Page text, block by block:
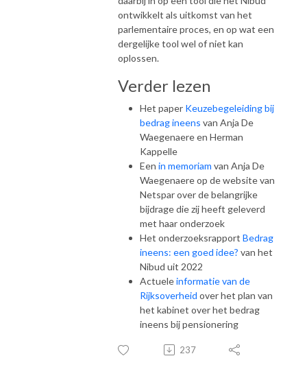
ontwikkelt als uitkomst van het
parlementaire proces, en op wat een
dergelijke tool wel of niet kan
oplossen.
Verder lezen
Het paper Keuzebegeleiding bij
bedrag ineens van Anja De
Waegenaere en Herman
Kappelle
Een in memoriam van Anja De
Waegenaere op de website van
Netspar over de belangrijke
bijdrage die zij heeft geleverd
met haar onderzoek
Het onderzoeksrapport Bedrag
ineens: een goed idee? van het
Nibud uit 2022
Actueleinformatie van de
Rijksoverheid over het plan van
het kabinet over het bedrag
ineens bij pensionering
237